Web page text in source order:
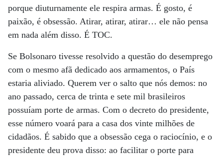
porque diuturnamente ele respira armas. É gosto, é
paixão, é obsessão. Atirar, atirar, atirar… ele não pensa
em nada além disso. É TOC.
Se Bolsonaro tivesse resolvido a questão do desemprego
com o mesmo afã dedicado aos armamentos, o País
estaria aliviado. Querem ver o salto que nós demos: no
ano passado, cerca de trinta e sete mil brasileiros
possuíam porte de armas. Com o decreto do presidente,
esse número voará para a casa dos vinte milhões de
cidadãos. É sabido que a obsessão cega o raciocínio, e o
presidente deu prova disso: ao facilitar o porte para